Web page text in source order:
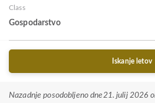
Class
Gospodarstvo
Iskanje letov
Nazadnje posodobljeno dne21. julij 2026